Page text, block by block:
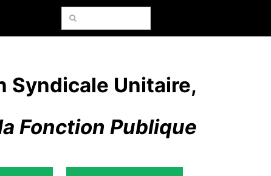
Rechercher:
Syndicale Unitaire,
Fonction Publique